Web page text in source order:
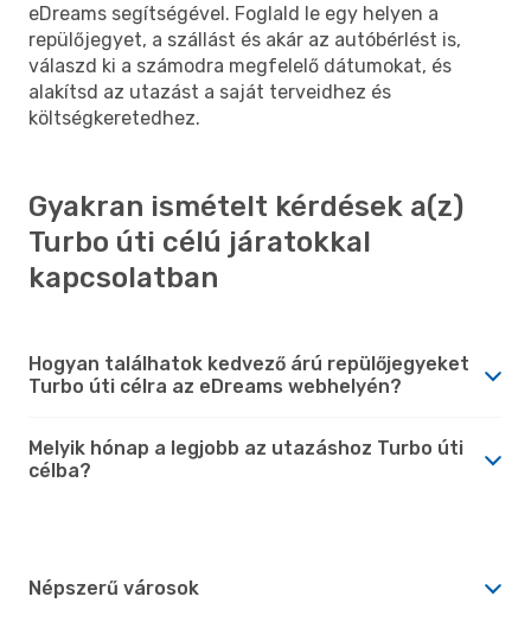
eDreams segítségével. Foglald le egy helyen a
repülőjegyet, a szállást és akár az autóbérlést is,
válaszd ki a számodra megfelelő dátumokat, és
alakítsd az utazást a saját terveidhez és
költségkeretedhez.
Gyakran ismételt kérdések a(z)
Turbo úti célú járatokkal
kapcsolatban
Hogyan találhatok kedvező árú repülőjegyeket
Turbo úti célra az eDreams webhelyén?
Melyik hónap a legjobb az utazáshoz Turbo úti
célba?
Népszerű városok